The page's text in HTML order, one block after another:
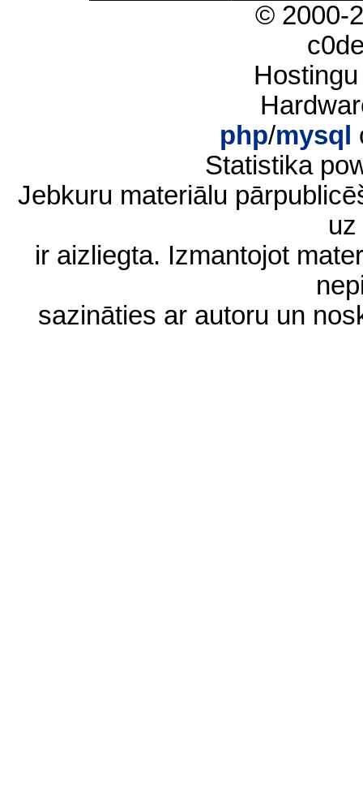
© 2000-
php/mysql
Statistika
Jebkuru materiālu
ir aizliegta. Izmantojot
sazināties ar autoru un